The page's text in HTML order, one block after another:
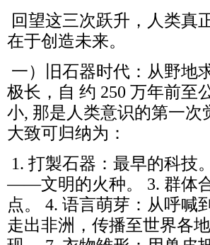
回望这三次跃升，人类真
在于创造未来。
一）旧石器时代：从野地
极长，自 约 250 万年前至
小, 那是人类意识的第一
大致可归纳为：
1. 打製石器：最早的科技
——文明的火种。 3. 群体
点。 4. 语言萌芽：从呼喊
走出非洲，传播至世界各